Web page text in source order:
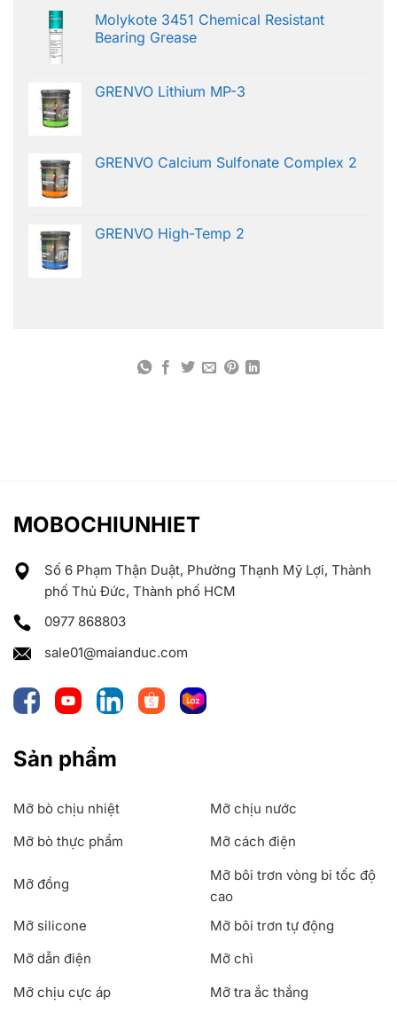
Molykote 3451 Chemical Resistant
Bearing Grease
GRENVO Lithium MP-3
GRENVO Calcium Sulfonate Complex 2
GRENVO High-Temp 2
MOBOCHIUNHIET
Số 6 Phạm Thận Duật, Phường Thạnh Mỹ Lợi, Thành
phố Thủ Đức, Thành phố HCM
0977 868803
sale01@maianduc.com
Sản phẩm
Mỡ bò chịu nhiệt
Mỡ chịu nước
Mỡ bò thực phẩm
Mỡ cách điện
Mỡ đồng
Mỡ bôi trơn vòng bi tốc độ
cao
Mỡ silicone
Mỡ bôi trơn tự động
Mỡ dẫn điện
Mỡ chì
Mỡ chịu cực áp
Mỡ tra ắc thắng